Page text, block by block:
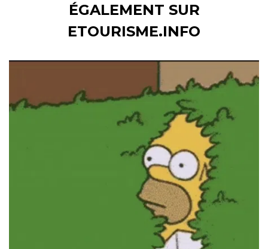
ÉGALEMENT SUR
ETOURISME.INFO